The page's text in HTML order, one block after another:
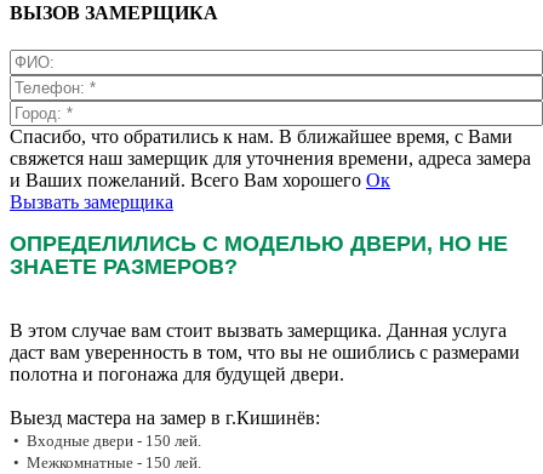
ВЫЗОВ ЗАМЕРЩИКА
Спасибо, что обратились к нам. В ближайшее время, с Вами
свяжется наш замерщик для уточнения времени, адреса замера
и Ваших пожеланий. Всего Вам хорошего Ок
Вызвать замерщика
ОПРЕДЕЛИЛИСЬ С МОДЕЛЬЮ ДВЕРИ, НО НЕ
ЗНАЕТЕ РАЗМЕРОВ?
В этом случае вам стоит вызвать замерщика. Данная услуга
даст вам уверенность в том, что вы не ошиблись с размерами
полотна и погонажа для будущей двери.
Выезд мастера на замер в г.Кишинёв:
• Входные двери - 150 лей.
• Межкомнатные - 150 лей.